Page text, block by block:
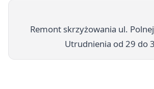
Remont skrzyżowania ul.
Utrudnienia od 29 do